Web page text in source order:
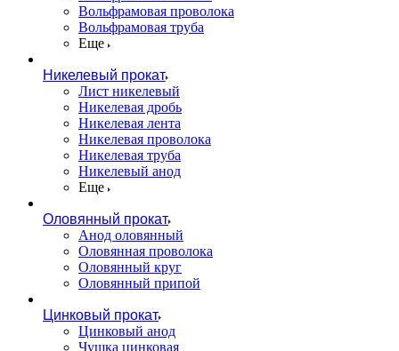
Вольфрамовая проволока
Вольфрамовая труба
Еще
Никелевый прокат
Лист никелевый
Никелевая дробь
Никелевая лента
Никелевая проволока
Никелевая труба
Никелевый анод
Еще
Оловянный прокат
Анод оловянный
Оловянная проволока
Оловянный круг
Оловянный припой
Цинковый прокат
Цинковый анод
Чушка цинковая